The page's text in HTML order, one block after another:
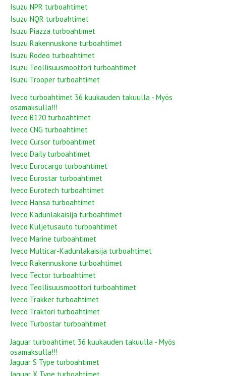
Isuzu NPR turboahtimet
Isuzu NQR turboahtimet
Isuzu Piazza turboahtimet
Isuzu Rakennuskone turboahtimet
Isuzu Rodeo turboahtimet
Isuzu Teollisuusmoottori turboahtimet
Isuzu Trooper turboahtimet
Iveco turboahtimet 36 kuukauden takuulla - Myös
osamaksulla!!!
Iveco B120 turboahtimet
Iveco CNG turboahtimet
Iveco Cursor turboahtimet
Iveco Daily turboahtimet
Iveco Eurocargo turboahtimet
Iveco Eurostar turboahtimet
Iveco Eurotech turboahtimet
Iveco Hansa turboahtimet
Iveco Kadunlakaisija turboahtimet
Iveco Kuljetusauto turboahtimet
Iveco Marine turboahtimet
Iveco Multicar-Kadunlakaisija turboahtimet
Iveco Rakennuskone turboahtimet
Iveco Tector turboahtimet
Iveco Teollisuusmoottori turboahtimet
Iveco Trakker turboahtimet
Iveco Traktori turboahtimet
Iveco Turbostar turboahtimet
Jaguar turboahtimet 36 kuukauden takuulla - Myös
osamaksulla!!!
Jaguar S Type turboahtimet
Jaguar X Type turboahtimet